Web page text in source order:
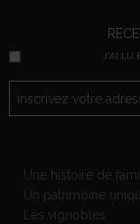
J'AI LU
Une histoire de
Un patrimoine
Les vignobles